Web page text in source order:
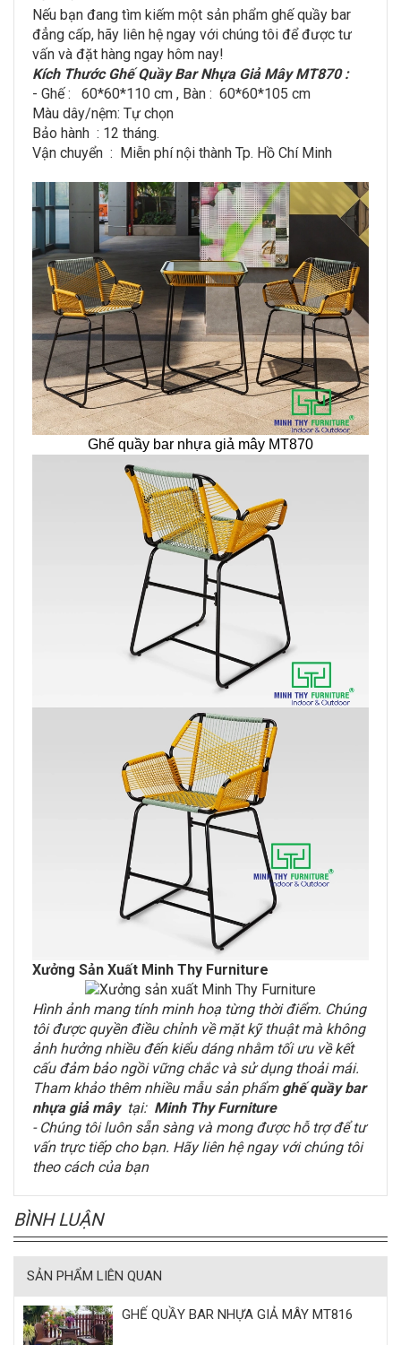
Nếu bạn đang tìm kiếm một sản phẩm ghế quầy bar
đẳng cấp, hãy liên hệ ngay với chúng tôi để được tư
vấn và đặt hàng ngay hôm nay!
Kích Thước Ghế Quầy Bar Nhựa Giả Mây MT870 :
- Ghế : 60*60*110 cm , Bàn : 60*60*105 cm
Màu dây/nệm: Tự chọn
Bảo hành : 12 tháng.
Vận chuyển : Miễn​ p​hí nội thành​ Tp. Hồ Chí Minh
Ghế quầy bar nhựa giả mây MT870
Xưởng Sản Xuất Minh Thy Furniture
Hình ảnh mang tính minh hoạ từng thời điểm. Chúng
tôi được quyền điều chỉnh về mặt kỹ thuật mà không
ảnh hưởng nhiều đến kiểu dáng nhằm tối ưu về kết
cấu đảm bảo ngồi vững chắc và sử dụng thoải mái.
Tham khảo thêm nhiều mẫu sản phẩm ghế quầy bar
nhựa giả mây tại: Minh Thy Furniture
- Chúng tôi luôn sẵn sàng và mong được hỗ trợ để tư
vấn trực tiếp cho bạn. Hãy liên hệ ngay với chúng tôi
theo cách của bạn
BÌNH LUẬN
SẢN PHẨM LIÊN QUAN
GHẾ QUẦY BAR NHỰA GIẢ MÂY MT816